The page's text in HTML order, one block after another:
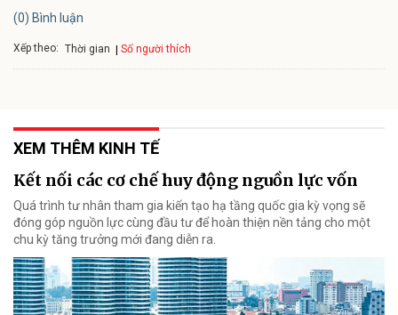
(0) Bình luận
Xếp theo: Thời gian Số người thích
XEM THÊM KINH TẾ
Kết nối các cơ chế huy động nguồn lực vốn
Quá trình tư nhân tham gia kiến tạo hạ tầng quốc gia kỳ vọng sẽ
đóng góp nguồn lực cùng đầu tư để hoàn thiện nền tảng cho một
chu kỳ tăng trưởng mới đang diễn ra.